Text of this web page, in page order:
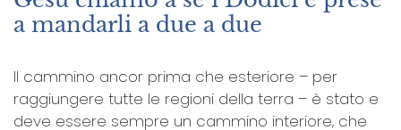
a mandarli a due a due
Il cammino ancor prima che esteriore – per
raggiungere tutte le regioni della terra – è stato e
deve essere sempre un cammino interiore, che